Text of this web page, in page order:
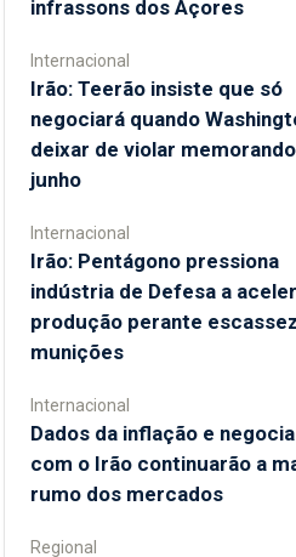
infrassons dos Açores
Internacional
Irão: Teerão insiste que só
negociará quando
deixar de violar
junho
Internacional
Irão: Pentágono pressiona
indústria de Defesa a
produção perante
munições
Internacional
Dados da inflação e
com o Irão continuarão a
rumo dos mercados
Regional